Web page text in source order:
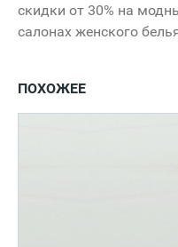
скидки от 30% на
салонах женского
ПОХОЖЕЕ